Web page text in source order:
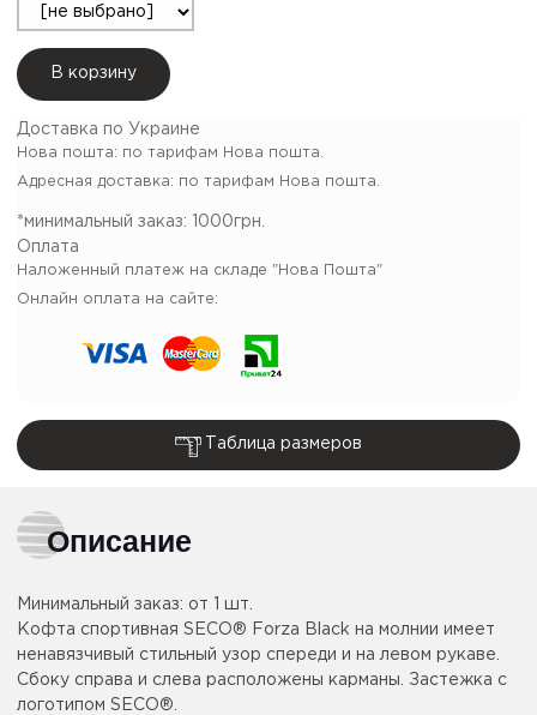
В корзину
Доставка по Украине
Нова пошта: по тарифам Нова пошта.
Адресная доставка: по тарифам Нова пошта.
*минимальный заказ:
1000грн.
Оплата
Наложенный платеж на складе "Нова Пошта"
Онлайн оплата на сайте:
Таблица размеров
Описание
Минимальный заказ: от 1 шт.
Кофта спортивная SECO® Forza Black на молнии имеет
ненавязчивый стильный узор спереди и на левом рукаве.
Сбоку справа и слева расположены карманы. Застежка с
логотипом SECO®.